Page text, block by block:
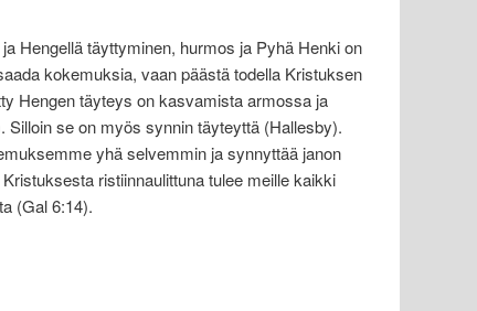
Hengellä täyttyminen, hurmos ja Pyhä Henki on
kokemuksia, vaan päästä todella Kristuksen
Hengen täyteys on kasvamista armossa ja
Silloin se on myös synnin täyteyttä (Hallesby).
yhä selvemmin ja synnyttää janon
ristiinnaulittuna tulee meille kaikki
(Gal 6:14).